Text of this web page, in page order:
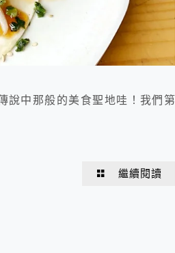
說中那般的美食聖地哇！我們第
繼續閱讀